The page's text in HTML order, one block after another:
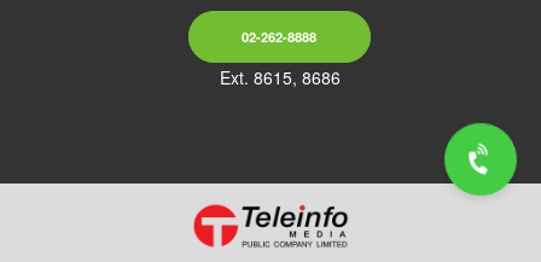
02-262-8888
Ext. 8615, 8686